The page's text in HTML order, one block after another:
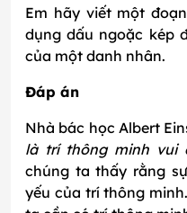
Em hãy viết một
dụng dấu ngoặc kép
của một danh nhân.
Đáp án
Nhà bác học Albert
là trí thông minh vui
chúng ta thấy rằng
yếu của trí thông